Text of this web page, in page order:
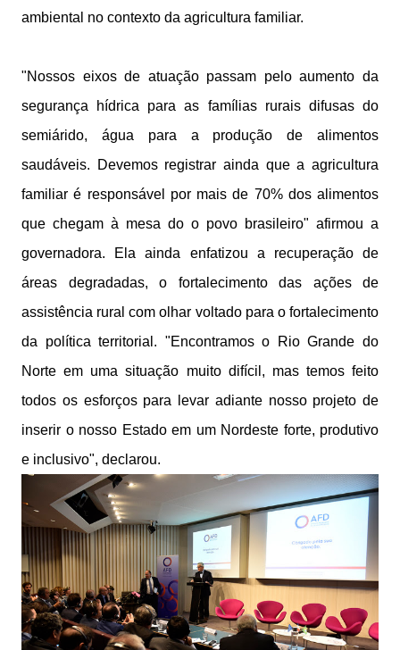
ambiental no contexto da agricultura familiar.
"Nossos eixos de atuação passam pelo aumento da
segurança hídrica para as famílias rurais difusas do
semiárido, água para a produção de alimentos
saudáveis. Devemos registrar ainda que a agricultura
familiar é responsável por mais de 70% dos alimentos
que chegam à mesa do o povo brasileiro" afirmou a
governadora. Ela ainda enfatizou a recuperação de
áreas degradadas, o fortalecimento das ações de
assistência rural com olhar voltado para o fortalecimento
da política territorial. "Encontramos o Rio Grande do
Norte em uma situação muito difícil, mas temos feito
todos os esforços para levar adiante nosso projeto de
inserir o nosso Estado em um Nordeste forte, produtivo
e inclusivo", declarou.